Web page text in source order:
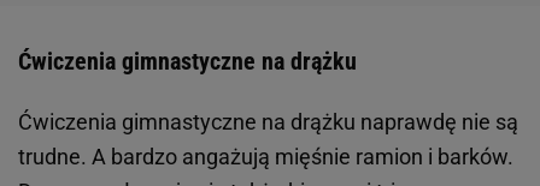
Ćwiczenia gimnastyczne na drążku
Ćwiczenia gimnastyczne na drążku naprawdę nie są
trudne. A bardzo angażują mięśnie ramion i barków.